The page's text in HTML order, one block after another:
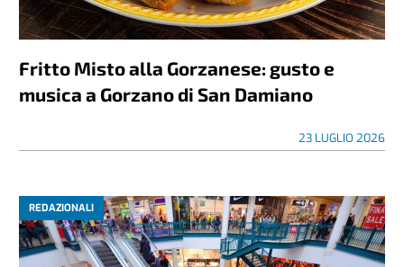
Fritto Misto alla Gorzanese: gusto e
musica a Gorzano di San Damiano
23 LUGLIO 2026
REDAZIONALI